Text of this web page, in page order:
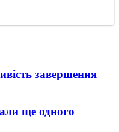
завершення
ще одного